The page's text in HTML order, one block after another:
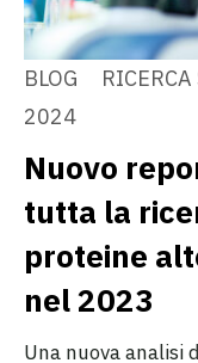
BLOG
2024
Nuovo
tutta la
proteine
nel 2023
Una nuova analisi